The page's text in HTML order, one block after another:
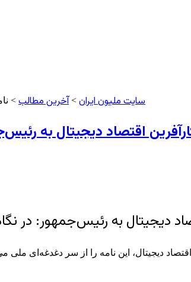
سایت ملیون ایران >آخرین مطالب > نامه ۱۰ کارآفرین اقتصاد دیجیتال به رئیس‌جمهور: در نگاه امنیتی حاکم بر
دیجیتال، این نامه را از سر دغدغه‌ای